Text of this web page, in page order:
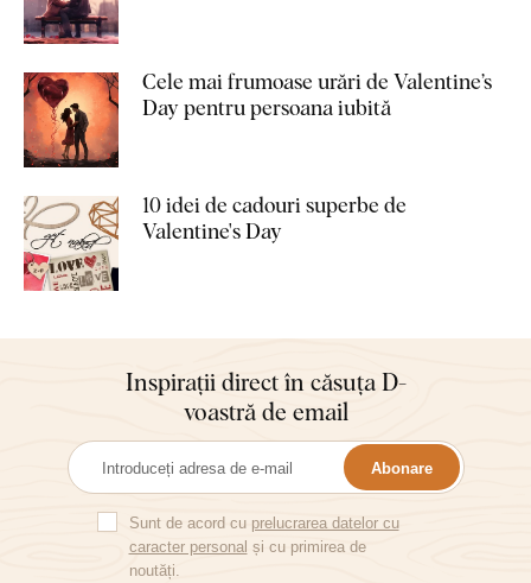
Cele mai frumoase urări de Valentine’s
Day pentru persoana iubită
10 idei de cadouri superbe de
Valentine's Day
Inspirații direct în căsuța D-
voastră de email
Abonare
Sunt de acord cu prelucrarea datelor cu
caracter personal și cu primirea de
noutăți.